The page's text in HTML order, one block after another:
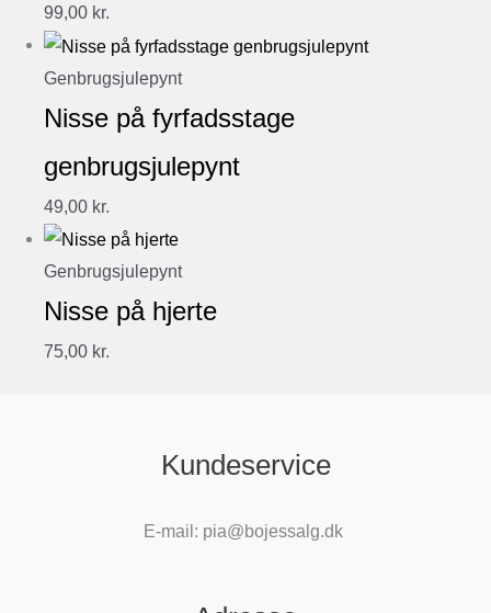
99,00 kr.
Genbrugsjulepynt
Nisse på fyrfadsstage
genbrugsjulepynt
49,00 kr.
Genbrugsjulepynt
Nisse på hjerte
75,00 kr.
Kundeservice
E-mail: pia@bojessalg.dk